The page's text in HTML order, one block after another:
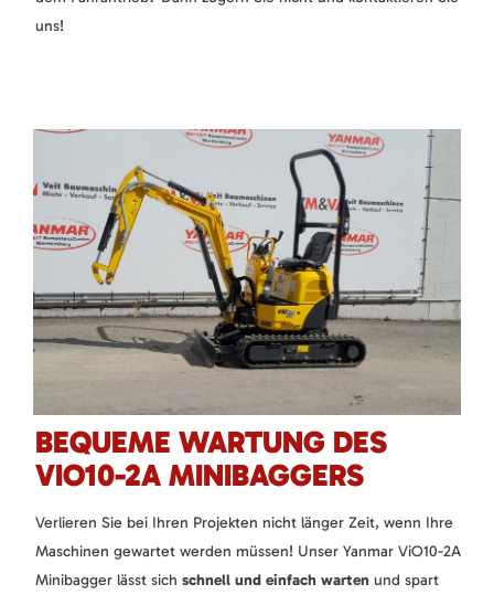
uns!
BEQUEME WARTUNG DES
VIO10-2A MINIBAGGERS
Verlieren Sie bei Ihren Projekten nicht länger Zeit, wenn Ihre
Maschinen gewartet werden müssen! Unser Yanmar ViO10-2A
Minibagger lässt sich schnell und einfach warten und spart